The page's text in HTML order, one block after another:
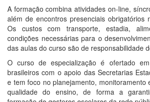
A formação combina atividades on-line,
além de encontros presenciais obrigatórios
Os custos com transporte, estadia,
condições necessárias para o
das aulas do curso são de responsabilidade
O curso de especialização é ofertado
brasileiros com o apoio das Secretarias
e tem foco no planejamento, monitoramento
qualidade do ensino, de forma a